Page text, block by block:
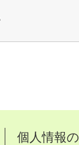
個人情報